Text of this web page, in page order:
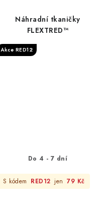
Náhradní tkaničky
FLEXTRED™
Akce RED12
Do 4 - 7 dní
S kódem RED12 jen 79 Kč